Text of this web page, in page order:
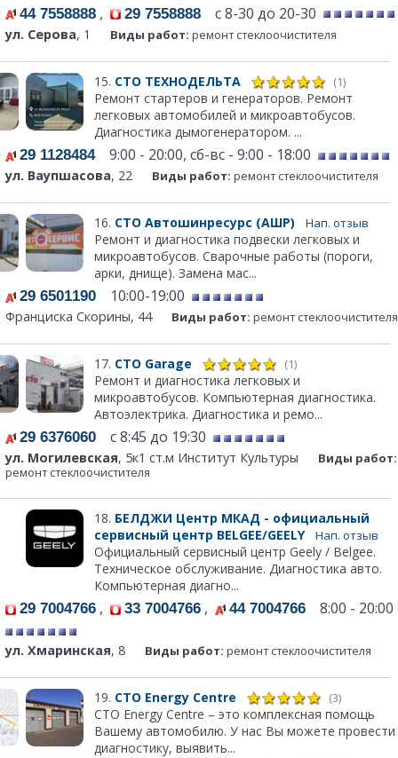
44 7558888 , 29 7558888 с 8-30 до 20-30
ул. Серова, 1 Виды работ: ремонт стеклоочистителя
15. СТО ТЕХНОДЕЛЬТА (1)
Ремонт стартеров и генераторов. Ремонт
легковых автомобилей и микроавтобусов.
Диагностика дымогенератором. ...
29 11284849:00 - 20:00, сб-вс - 9:00 - 18:00
ул. Ваупшасова, 22 Виды работ: ремонт стеклоочистителя
16. СТО Автошинресурс (АШР) Нап. отзыв
Ремонт и диагностика подвески легковых и
микроавтобусов. Сварочные работы (пороги,
арки, днище). Замена мас...
29 6501190 10:00-19:00
Франциска Скорины, 44 Виды работ: ремонт стеклоочистителя
17. СТО Garage (1)
Ремонт и диагностика легковых и
микроавтобусов. Компьютерная диагностика.
Автоэлектрика. Диагностика и ремо...
29 6376060 с 8:45 до 19:30
ул. Могилевская, 5к1 ст.м Институт Культуры
Виды работ:
ремонт стеклоочистителя
18. БЕЛДЖИ Центр МКАД - официальный
сервисный центр BELGEE/GEELY
Нап. отзыв
Официальный сервисный центр Geely / Belgee.
Техническое обслуживание. Диагностика авто.
Компьютерная диагно...
29 7004766 , 33 7004766 , 44 7004766 8:00 - 20:00
ул. Хмаринская, 8 Виды работ: ремонт стеклоочистителя
19. СТО Energy Centre (3)
СТО Energy Centre – это комплексная помощь
Вашему автомобилю. У нас Вы можете провести
диагностику, выявить...